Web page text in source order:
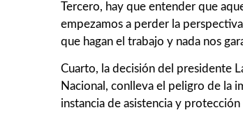
Tercero, hay que entender que
empezamos a perder la
que hagan el trabajo y nada nos
Cuarto, la decisión del presidente
Nacional, conlleva el peligro de la
instancia de asistencia y